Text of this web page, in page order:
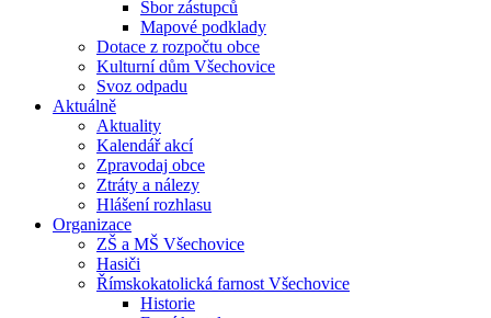
Sbor zástupců
Mapové podklady
Dotace z rozpočtu obce
Kulturní dům Všechovice
Svoz odpadu
Aktuálně
Aktuality
Kalendář akcí
Zpravodaj obce
Ztráty a nálezy
Hlášení rozhlasu
Organizace
ZŠ a MŠ Všechovice
Hasiči
Římskokatolická farnost Všechovice
Historie